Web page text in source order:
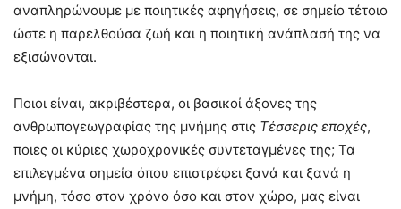
αναπληρώνουμε με ποιητικές αφηγήσεις, σε σημείο τέτοιο
ώστε η παρελθούσα ζωή και η ποιητική ανάπλασή της να
εξισώνονται.
Ποιοι είναι, ακριβέστερα, οι βασικοί άξονες της
ανθρωπογεωγραφίας της μνήμης στις Τέσσερις εποχές,
ποιες οι κύριες χωροχρονικές συντεταγμένες της; Τα
επιλεγμένα σημεία όπου επιστρέφει ξανά και ξανά η
μνήμη, τόσο στον χρόνο όσο και στον χώρο, μας είναι